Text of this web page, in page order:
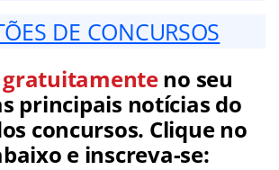
DE CONCURSOS
gratuitamenteno seu
principais notícias do
concursos. Clique no
e inscreva-se: